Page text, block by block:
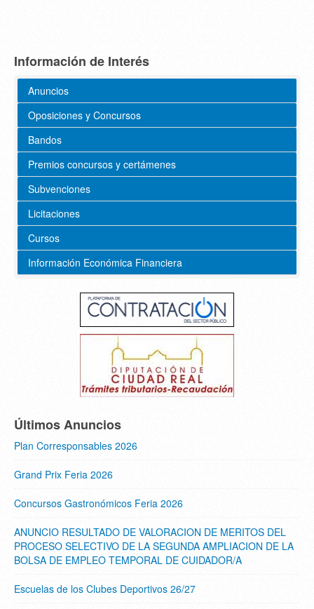
Información de Interés
Anuncios
Oposiciones y Concursos
Bandos
Premios concursos y certámenes
Subvenciones
Licitaciones
Cursos
Información Económica Financiera
Últimos Anuncios
Plan Corresponsables 2026
Grand Prix Feria 2026
Concursos Gastronómicos Feria 2026
ANUNCIO RESULTADO DE VALORACION DE MERITOS DEL
PROCESO SELECTIVO DE LA SEGUNDA AMPLIACION DE LA
BOLSA DE EMPLEO TEMPORAL DE CUIDADOR/A
Escuelas de los Clubes Deportivos 26/27